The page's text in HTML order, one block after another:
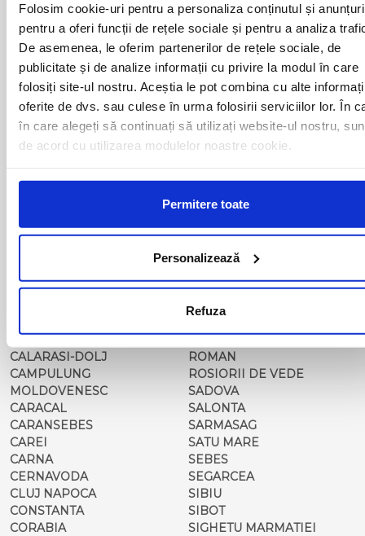
Folosim cookie-uri pentru a personaliza conținutul și
pentru a oferi funcții de rețele sociale și pentru a analiza
De asemenea, le oferim partenerilor de rețele sociale, de
publicitate și de analize informații cu privire la modul în care
folosiți site-ul nostru. Aceștia le pot combina cu alte
oferite de dvs. sau culese în urma folosirii serviciilor lor. În
în care alegeți să continuați să utilizați website-ul nostru,
de acord cu utilizarea modulelor noastre cookie.
Permitere toate
Personalizează
Refuza
BACAU
BAIA MARE
BAILE HERCULANE
BAILESTI
BALS-IS
BALS-OT
BARLAD
BECHET
BISTRET
BOTOSANI
BUCURESTI AGENTIE
CALARASI-CL
CALARASI-DOLJ
CAMPULUNG
MOLDOVENESC
CARACAL
CARANSEBES
CAREI
CARNA
CERNAVODA
CLUJ NAPOCA
CONSTANTA
CORABIA
NUSFALAU
OLTENITA
ONESTI
ORADEA
ORSOVA
PASCANI
PERISOR
PETROSANI
PISCU VECHI
PITESTI
PODARI
POIANA MARE
RAST
REGHIN
RM. VALCEA
ROMAN
ROSIORII DE VEDE
SADOVA
SALONTA
SARMASAG
SATU MARE
SEBES
SEGARCEA
SIBIU
SIBOT
SIGHETU MARMATIEI